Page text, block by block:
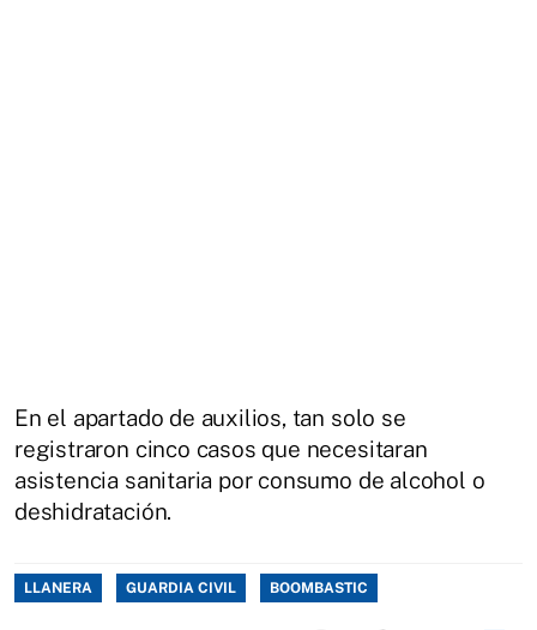
En el apartado de auxilios, tan solo se
registraron cinco casos que necesitaran
asistencia sanitaria por consumo de alcohol o
deshidratación.
LLANERA GUARDIA CIVIL BOOMBASTIC